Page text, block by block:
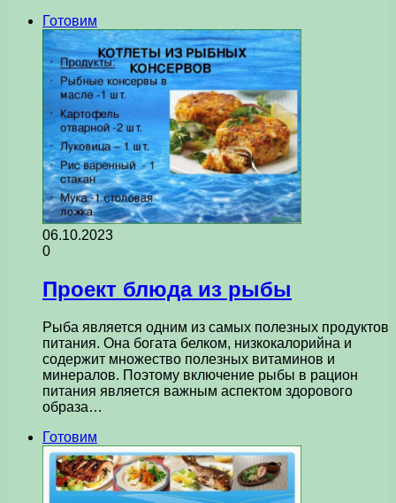
Готовим
06.10.2023
0
Проект блюда из рыбы
Рыба является одним из самых полезных продуктов
питания. Она богата белком, низкокалорийна и
содержит множество полезных витаминов и
минералов. Поэтому включение рыбы в рацион
питания является важным аспектом здорового
образа…
Готовим